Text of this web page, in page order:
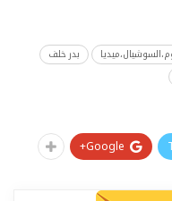
بدر خلف
Google+